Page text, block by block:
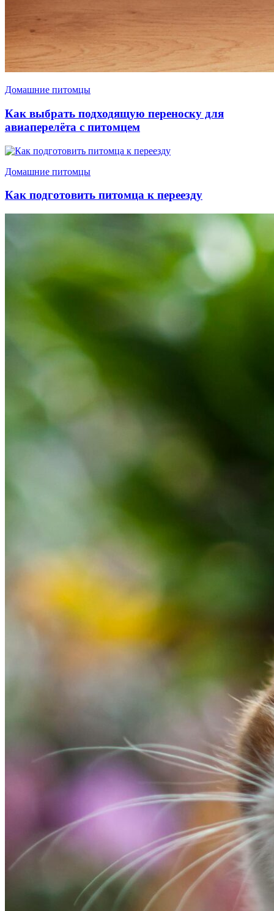
Домашние питомцы
Как выбрать подходящую переноску для
авиаперелёта с питомцем
Домашние питомцы
Как подготовить питомца к переезду